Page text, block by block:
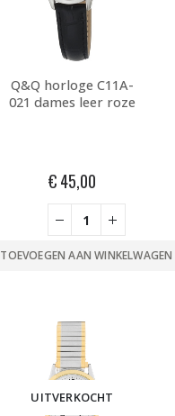
Q&Q horloge C11A-
021 dames leer roze
€45,00
TOEVOEGEN AAN WINKELWAGEN
UITVERKOCHT